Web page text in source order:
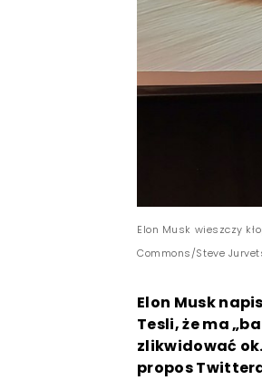
Elon Musk wieszczy
Commons/Steve
Elon Musk
Tesli, że ma
zlikwidować
propos